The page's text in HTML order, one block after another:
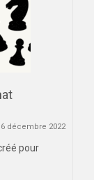
décembre 2022
pour